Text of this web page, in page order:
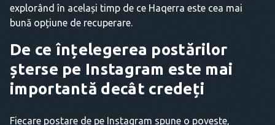
explorând în același timp de ce Haqerra este cea mai
bună opțiune de recuperare.
De ce înțelegerea postărilor
șterse pe Instagram este mai
importantă decât credeți
Fiecare postare de pe Instagram spune o poveste,